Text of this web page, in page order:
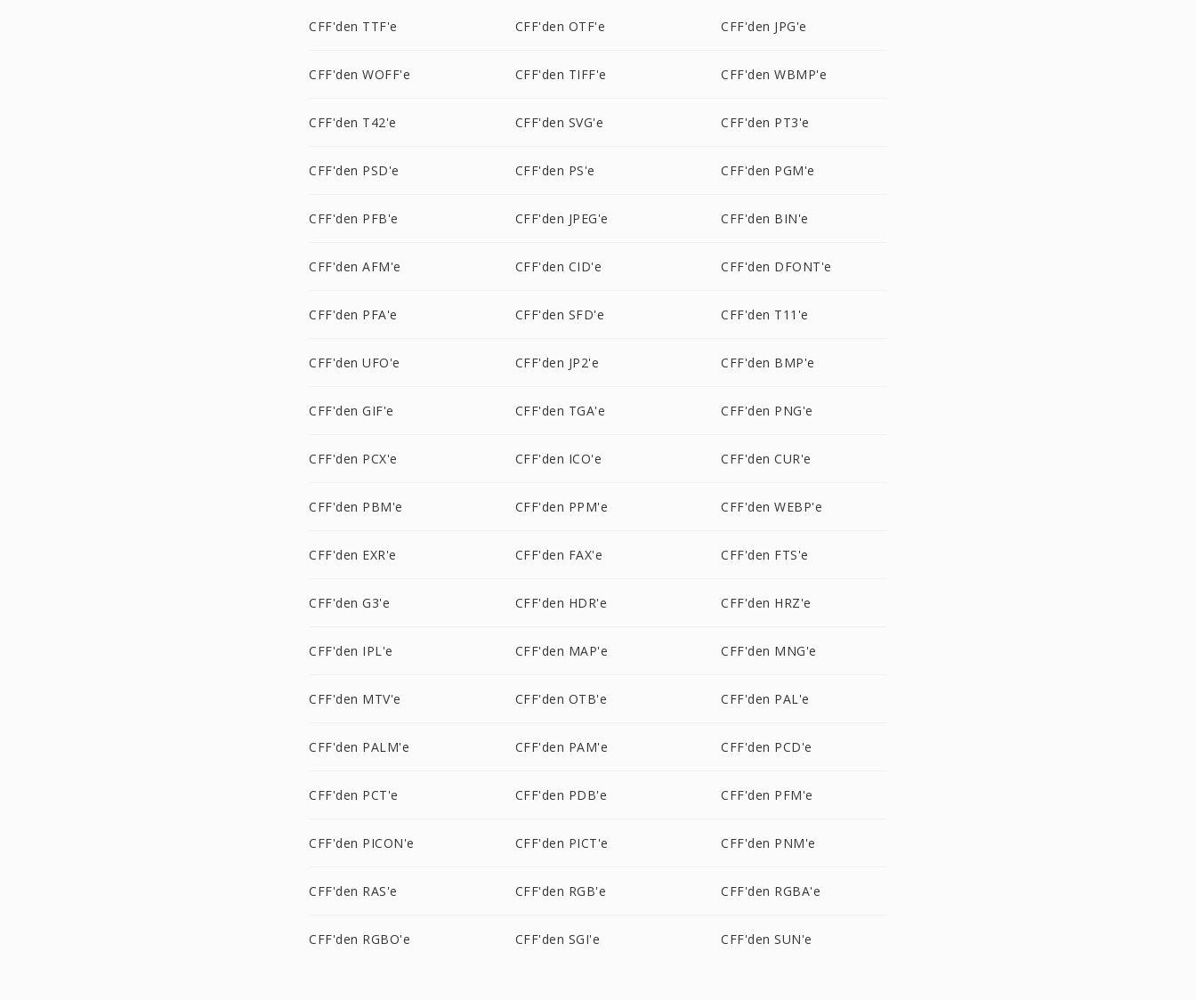
CFF'den TTF'e CFF'den OTF'e CFF'den JPG'e
CFF'den WOFF'e CFF'den TIFF'e CFF'den WBMP'e
CFF'den T42'e CFF'den SVG'e CFF'den PT3'e
CFF'den PSD'e CFF'den PS'e CFF'den PGM'e
CFF'den PFB'e CFF'den JPEG'e CFF'den BIN'e
CFF'den AFM'e CFF'den CID'e CFF'den DFONT'e
CFF'den PFA'e CFF'den SFD'e CFF'den T11'e
CFF'den UFO'e CFF'den JP2'e CFF'den BMP'e
CFF'den GIF'e CFF'den TGA'e CFF'den PNG'e
CFF'den PCX'e CFF'den ICO'e CFF'den CUR'e
CFF'den PBM'e CFF'den PPM'e CFF'den WEBP'e
CFF'den EXR'e CFF'den FAX'e CFF'den FTS'e
CFF'den G3'e CFF'den HDR'e CFF'den HRZ'e
CFF'den IPL'e CFF'den MAP'e CFF'den MNG'e
CFF'den MTV'e CFF'den OTB'e CFF'den PAL'e
CFF'den PALM'e CFF'den PAM'e CFF'den PCD'e
CFF'den PCT'e CFF'den PDB'e CFF'den PFM'e
CFF'den PICON'e CFF'den PICT'e CFF'den PNM'e
CFF'den RAS'e CFF'den RGB'e CFF'den RGBA'e
CFF'den RGBO'e CFF'den SGI'e CFF'den SUN'e